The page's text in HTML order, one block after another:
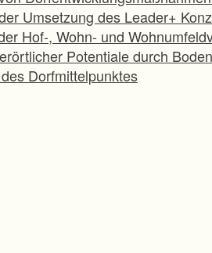
Umsetzung des Leader+
Hof-, Wohn- und
Potentiale durch
Dorfmittelpunktes